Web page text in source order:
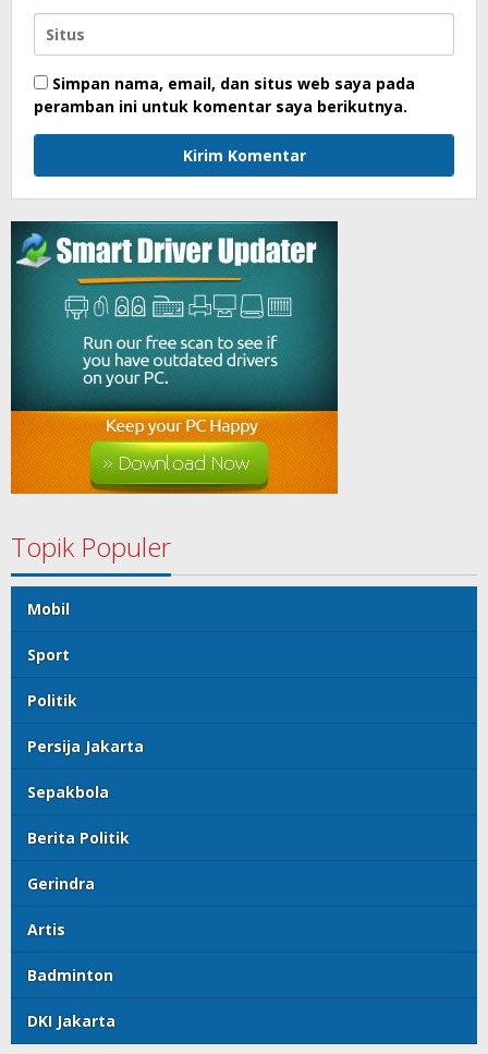
Simpan nama, email, dan situs web saya pada
peramban ini untuk komentar saya berikutnya.
Topik Populer
Mobil
Sport
Politik
Persija Jakarta
Sepakbola
Berita Politik
Gerindra
Artis
Badminton
DKI Jakarta